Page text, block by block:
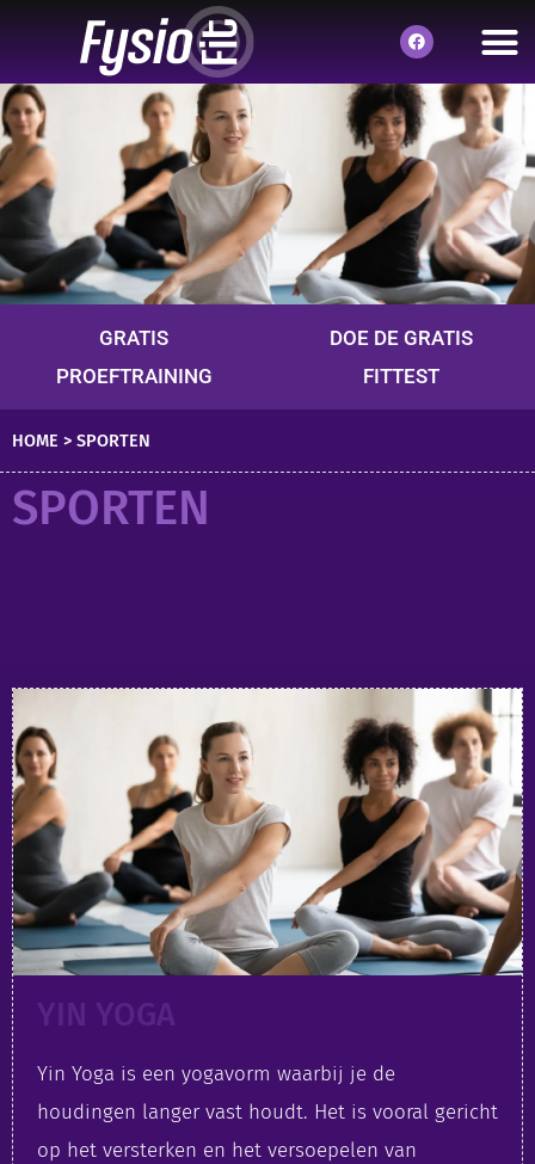
GRATIS
PROEFTRAINING
DOE DE GRATIS
FITTEST
HOME > SPORTEN
SPORTEN
YIN YOGA
Yin Yoga is een yogavorm waarbij je de
houdingen langer vast houdt. Het is vooral gericht
op het versterken en het versoepelen van